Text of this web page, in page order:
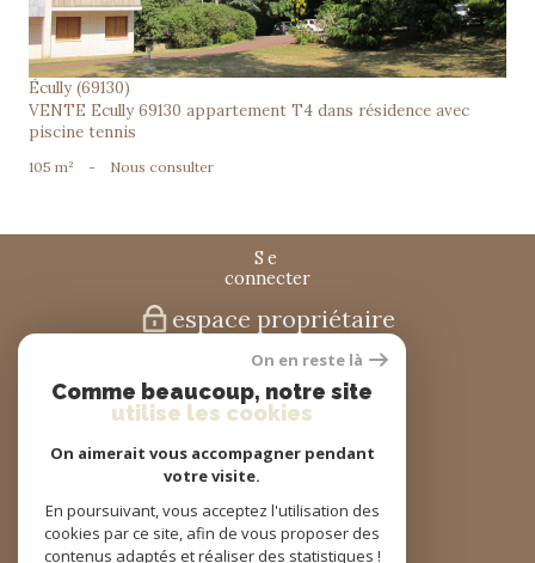
Écully (69130)
VENTE Ecully 69130 appartement T4 dans résidence avec
piscine tennis
105 m² - Nous consulter
se
connecter
espace propriétaire
nous
suivre
adhérons
On en reste là
Comme beaucoup, notre site
utilise les cookies
On aimerait vous accompagner pendant
votre visite.
En poursuivant, vous acceptez l'utilisation des
cookies par ce site, afin de vous proposer des
contenus adaptés et réaliser des statistiques !